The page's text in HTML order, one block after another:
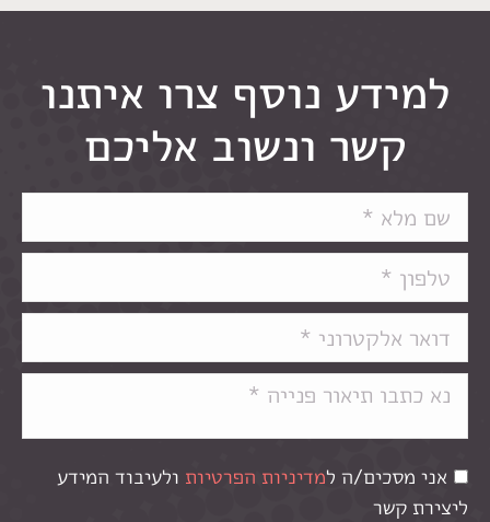
למידע נוסף צרו איתנו
קשר ונשוב אליכם
אני מסכים/ה למדיניות הפרטיות ולעיבוד המידע
ליצירת קשר